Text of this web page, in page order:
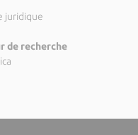
juridique
de recherche